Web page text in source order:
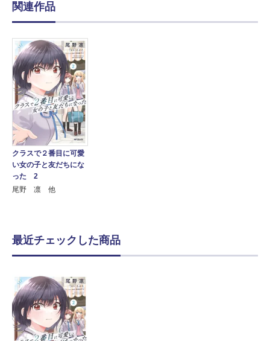
関連作品
クラスで２番目に可愛
い女の子と友だちにな
った 2
尾野 凛 他
最近チェックした商品